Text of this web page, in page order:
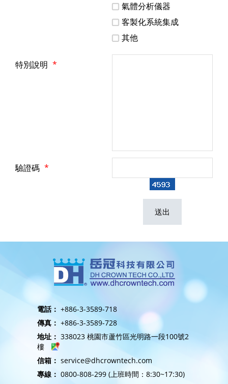
氣體分析儀器
客製化系統集成
其他
特別說明 *
驗證碼 *
電話： +886-3-3589-718
傳真： +886-3-3589-728
地址： 338023 桃園市蘆竹區光明路一段100號2
樓
信箱： service@dhcrowntech.com
專線： 0800-808-299 (上班時間：8:30~17:30)